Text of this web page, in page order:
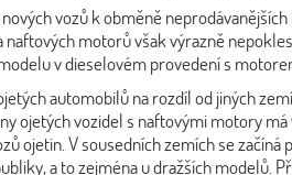
vozů k obměně
motorů však výrazně
v dieselovém provedení s
automobilů na rozdíl od jiných
ojetých vozidel s naftovými motory
ojetin. V sousedních zemích se
a to zejména u dražších